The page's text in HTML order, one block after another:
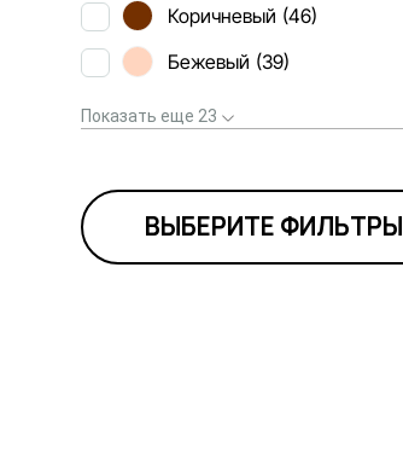
Коричневый (46)
Бежевый (39)
Показать еще 23
ВЫБЕРИТЕ ФИЛЬТРЫ